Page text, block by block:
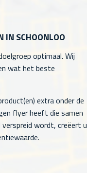
IN SCHOONLOO
optimaal. Wij
wat het beste
extra onder de
flyer heeft die samen
wordt, creëert u